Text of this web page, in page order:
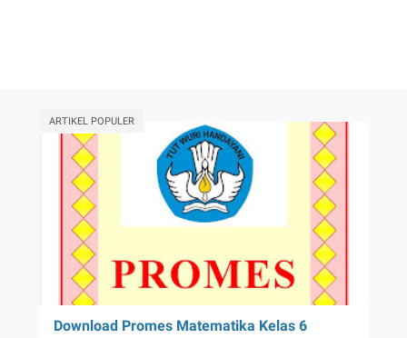
ARTIKEL POPULER
Download Promes Matematika Kelas 6